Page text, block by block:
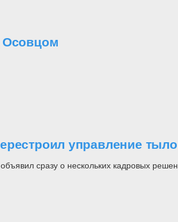
Осовцом
управление
сразу о нескольких кадровых